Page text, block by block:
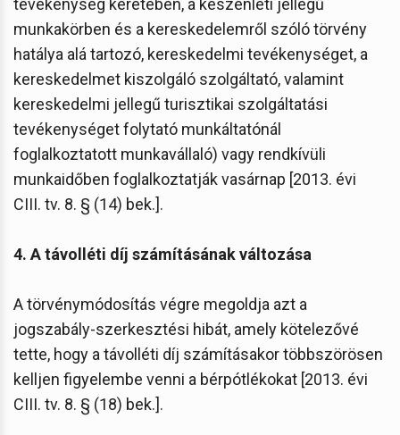
munkakörben és a kereskedelemről szóló törvény
hatálya alá tartozó, kereskedelmi tevékenységet, a
kereskedelmet kiszolgáló szolgáltató, valamint
kereskedelmi jellegű turisztikai szolgáltatási
tevékenységet folytató munkáltatónál
foglalkoztatott munkavállaló) vagy rendkívüli
munkaidőben foglalkoztatják vasárnap [2013. évi
CIII. tv. 8. § (14) bek.].
4. A távolléti díj számításának változása
A törvénymódosítás végre megoldja azt a
jogszabály-szerkesztési hibát, amely kötelezővé
tette, hogy a távolléti díj számításakor többszörösen
kelljen figyelembe venni a bérpótlékokat [2013. évi
CIII. tv. 8. § (18) bek.].